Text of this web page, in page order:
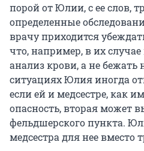
порой от Юлии, с ее слов,
определенные
врачу приходится
что, например, в их
анализ крови, а не
ситуациях Юлия иногда
если ей и медсестре, как
опасность, вторая может
фельдшерского пункта.
медсестра для нее вместо